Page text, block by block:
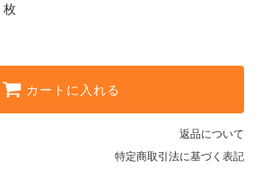
枚
カートに入れる
返品について
特定商取引法に基づく表記